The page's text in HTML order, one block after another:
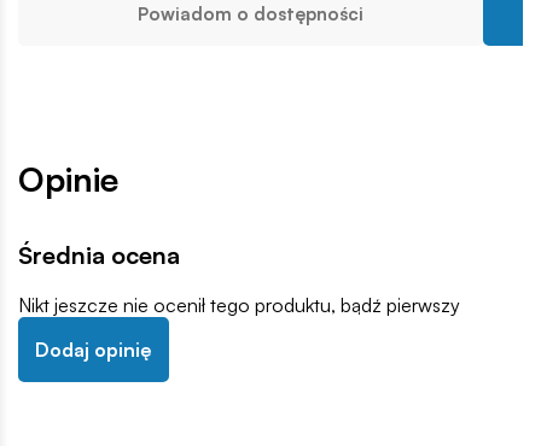
Powiadom o dostępności
Opinie
Średnia ocena
Nikt jeszcze nie ocenił tego produktu, bądź pierwszy
Dodaj opinię